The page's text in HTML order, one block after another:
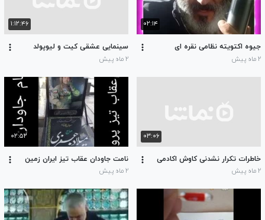
۰۲:۱۴
جیوه اکتویته نظامی نقره ای
۲ ماه پیش
۱:۱۲:۴۶
سینمایی عشقی کیت و لیوپولد
۲ ماه پیش
۰۳:۰۶
خاطرات تکرار نشدنی کاوش اکادمی
۲ ماه پیش
۰۲:۵۲
نامت جاودان عقاب تیز ایران زمین
۲ ماه پیش